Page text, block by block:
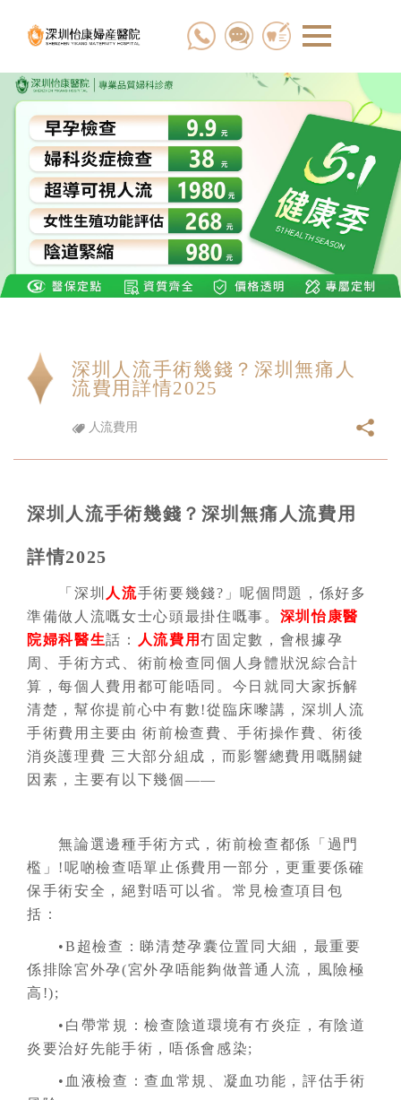
深圳人流手術幾錢？深圳無痛人
流費用詳情2025
人流費用
深圳人流手術幾錢？深圳無痛人流費用
詳情2025
「深圳 人流手術要幾錢?」呢個問題，係好多
準備做人流嘅女士心頭最掛住嘅事。 深圳怡康醫
院婦科醫生話： 人流費用冇固定數，會根據孕
周、手術方式、術前檢查同個人身體狀況綜合計
算，每個人費用都可能唔同。今日就同大家拆解
清楚，幫你提前心中有數!從臨床嚟講，深圳人流
手術費用主要由 術前檢查費、手術操作費、術後
消炎護理費 三大部分組成，而影響總費用嘅關鍵
因素，主要有以下幾個——
無論選邊種手術方式，術前檢查都係「過門
檻」!呢啲檢查唔單止係費用一部分，更重要係確
保手術安全，絕對唔可以省。常見檢查項目包
括：
•B超檢查：睇清楚孕囊位置同大細，最重要
係排除宮外孕(宮外孕唔能夠做普通人流，風險極
高!);
•白帶常規：檢查陰道環境有冇炎症，有陰道
炎要治好先能手術，唔係會感染;
•血液檢查：查血常規、凝血功能，評估手術